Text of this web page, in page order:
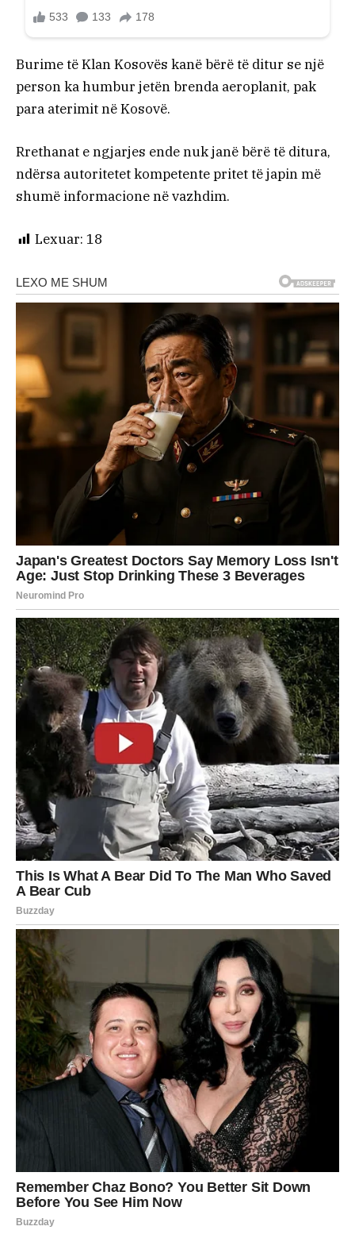
Burime të Klan Kosovës kanë bërë të ditur se një
person ka humbur jetën brenda aeroplanit, pak
para aterimit në Kosovë.
Rrethanat e ngjarjes ende nuk janë bërë të ditura,
ndërsa autoritetet kompetente pritet të japin më
shumë informacione në vazhdim.
Lexuar: 18